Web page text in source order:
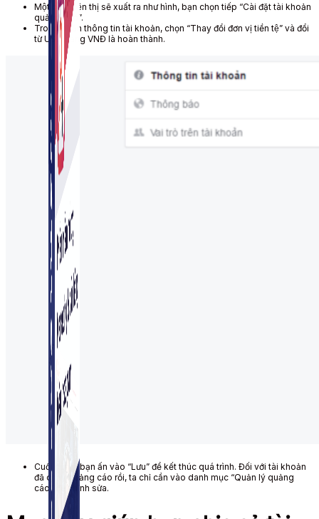
Simple Instagram
Phần mềm gửi follow, nhắn tin, nuôi nick Instagram.
Một bản hiện thị sẽ xuất ra như hình, bạn chọn tiếp “Cài đặt tài khoản
quảng cáo”.
Trong phần thông tin tài khoản, chọn “Thay đổi đơn vị tiền tệ” và đổi
từ USD sang VNĐ là hoàn thành.
Cuối cùng, bạn ấn vào “Lưu” để kết thúc quá trình. Đối với tài khoản
đã chạy quảng cáo rồi, ta chỉ cần vào danh mục “Quản lý quảng
cáo” để chỉnh sửa.